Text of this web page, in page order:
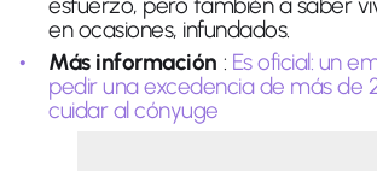
en ocasiones, infundados.
Más información : Es oficial: un
pedir una excedencia de más de
cuidar al cónyuge